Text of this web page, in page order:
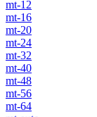
mt-12
mt-16
mt-20
mt-24
mt-32
mt-40
mt-48
mt-56
mt-64